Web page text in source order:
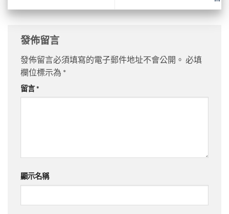
發佈留言
發佈留言必須填寫的電子郵件地址不會公開。 必填
欄位標示為 *
留言*
顯示名稱